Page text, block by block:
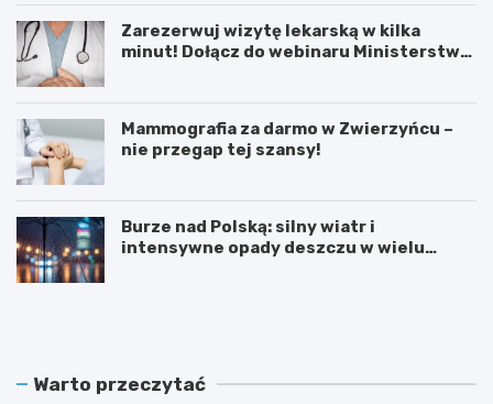
Zarezerwuj wizytę lekarską w kilka
minut! Dołącz do webinaru Ministerstwa
Mammografia za darmo w Zwierzyńcu –
nie przegap tej szansy!
Burze nad Polską: silny wiatr i
intensywne opady deszczu w wielu
W
a
L
e Warto przeczytać